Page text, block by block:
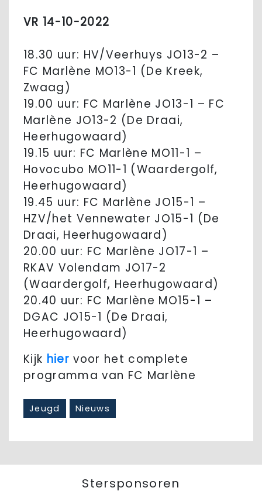
VR 14-10-2022
18.30 uur: HV/Veerhuys JO13-2 –
FC Marlène MO13-1 (De Kreek,
Zwaag)
19.00 uur: FC Marlène JO13-1 – FC
Marlène JO13-2 (De Draai,
Heerhugowaard)
19.15 uur: FC Marlène MO11-1 –
Hovocubo MO11-1 (Waardergolf,
Heerhugowaard)
19.45 uur: FC Marlène JO15-1 –
HZV/het Vennewater JO15-1 (De
Draai, Heerhugowaard)
20.00 uur: FC Marlène JO17-1 –
RKAV Volendam JO17-2
(Waardergolf, Heerhugowaard)
20.40 uur: FC Marlène MO15-1 –
DGAC JO15-1 (De Draai,
Heerhugowaard)
Kijk hier voor het complete
programma van FC Marlène
Jeugd Nieuws
Stersponsoren